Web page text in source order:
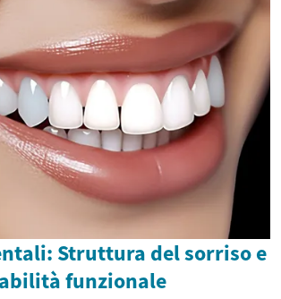
Struttura del sorriso e
funzionale